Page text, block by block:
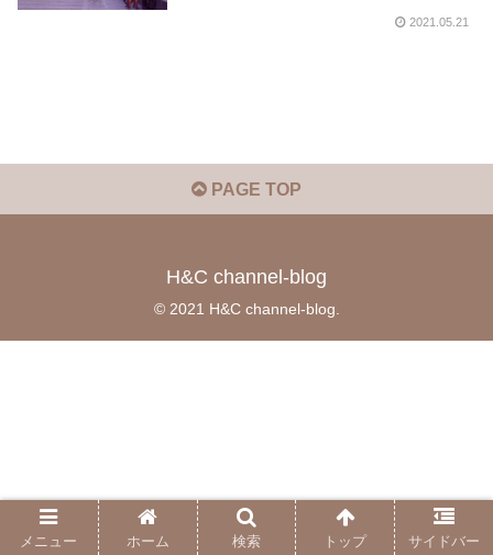
2021.05.21
PAGE TOP
H&C channel-blog
© 2021 H&C channel-blog.
メニュー ホーム 検索 トップ サイドバー